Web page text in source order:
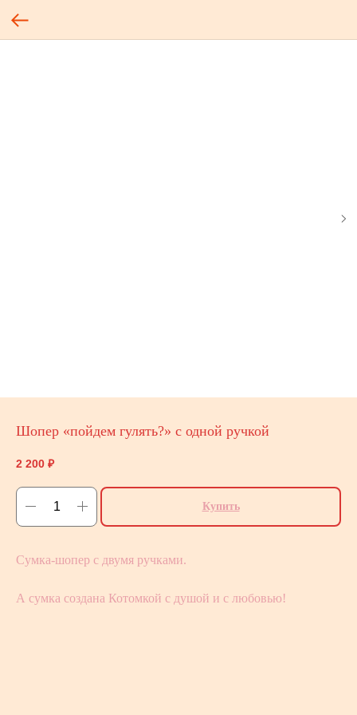
Шопер «пойдем гулять?» с одной ручкой
2 200 ₽
Купить
Сумка-шопер с двумя ручками.
А сумка создана Котомкой с душой и с любовью!